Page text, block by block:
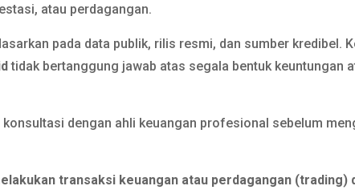
atau perdagangan.
pada data publik, rilis resmi, dan sumber kredibel.
tidak bertanggung jawab atas segala bentuk keuntungan
dengan ahli keuangan profesional sebelum
transaksi keuangan atau perdagangan (trading)